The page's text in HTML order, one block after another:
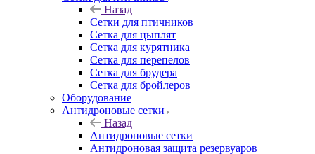
Назад
Сетки для птичников
Сетка для цыплят
Сетка для курятника
Сетка для перепелов
Сетка для брудера
Сетка для бройлеров
Оборудование
Антидроновые сетки
Назад
Антидроновые сетки
Антидроновая защита резервуаров